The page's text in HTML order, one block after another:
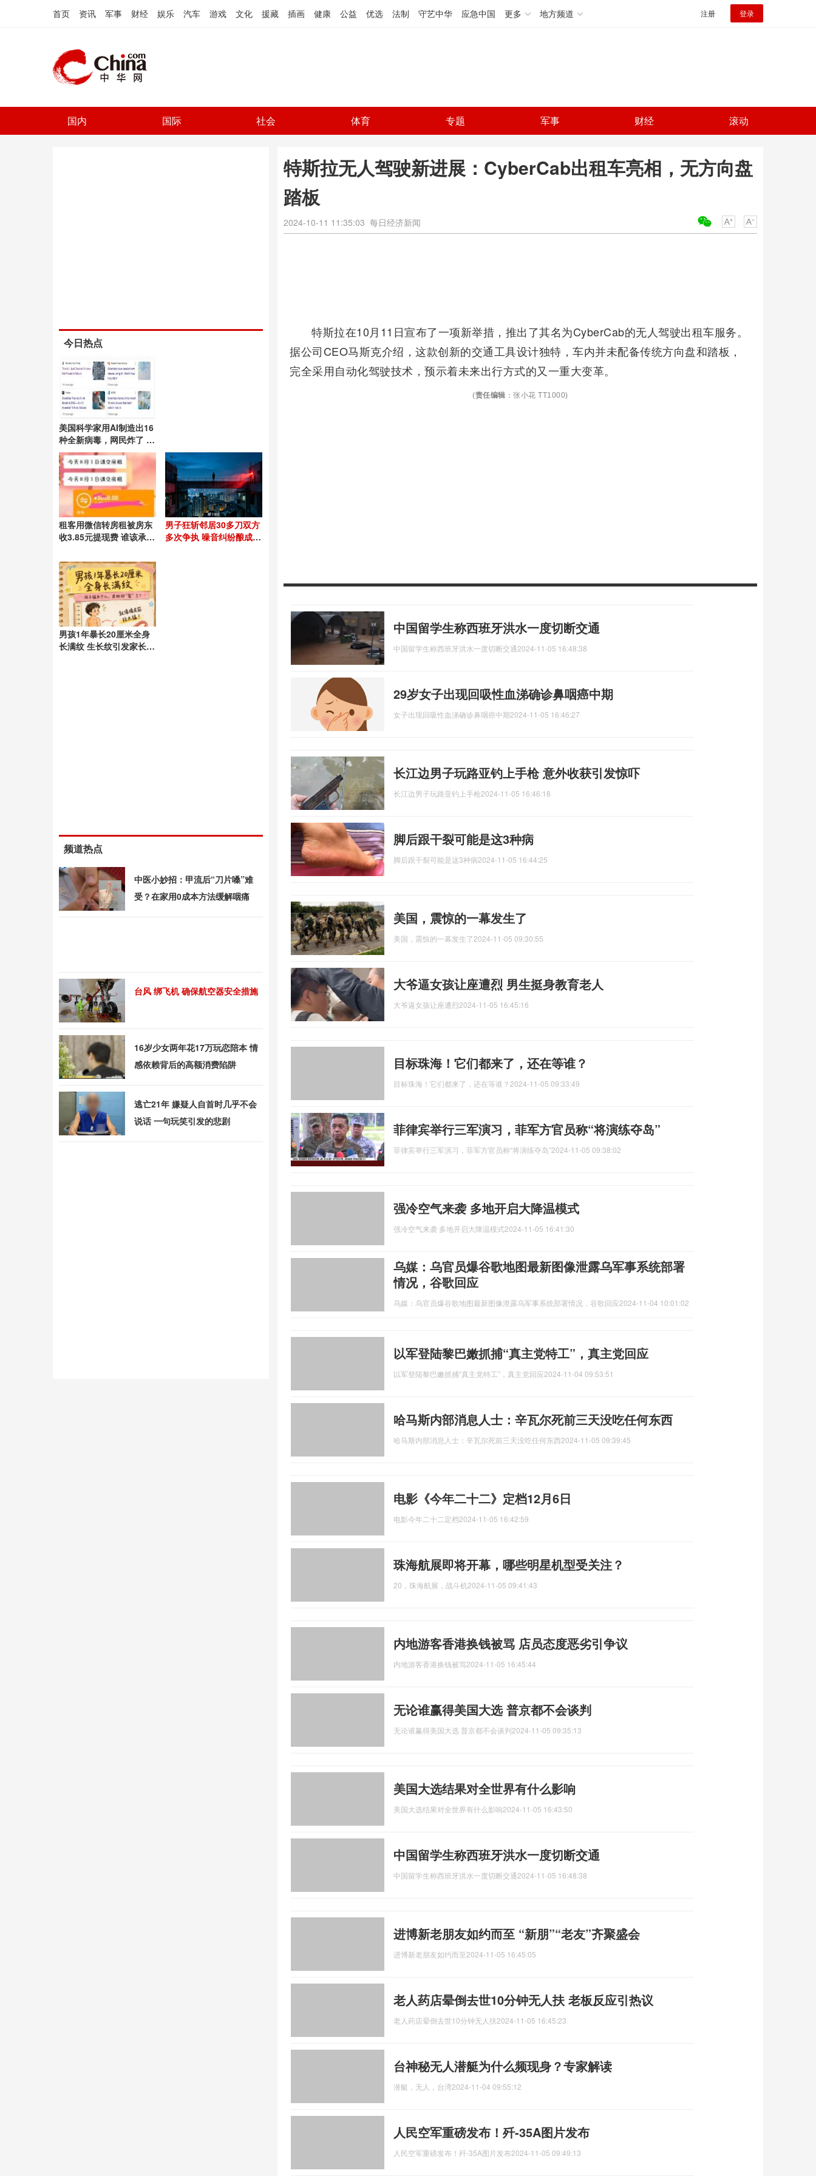
首页 资讯 军事 财经 娱乐 汽车 游戏 文化 援藏 插画 健康 公益 优选 法制 守艺中华 应急中国 更多 地方频道 注册 登录
国内 国际 社会 体育 专题 军事 财经 滚动
特斯拉无人驾驶新进展：CyberCab出租车亮相，无方向盘
踏板
2024-10-11 11:35:03 每日经济新闻
特斯拉在10月11日宣布了一项新举措，推出了其名为CyberCab的无人驾驶出租车服务。
据公司CEO马斯克介绍，这款创新的交通工具设计独特，车内并未配备传统方向盘和踏板，
完全采用自动化驾驶技术，预示着未来出行方式的又一重大变革。
(责任编辑 ：张小花 TT1000)
中国留学生称西班牙洪水一度切断交通
中国留学生称西班牙洪水一度切断交通2024-11-05 16:48:38
29岁女子出现回吸性血涕确诊鼻咽癌中期
女子出现回吸性血涕确诊鼻咽癌中期2024-11-05 16:46:27
长江边男子玩路亚钓上手枪 意外收获引发惊吓
长江边男子玩路亚钓上手枪2024-11-05 16:46:18
脚后跟干裂可能是这3种病
脚后跟干裂可能是这3种病2024-11-05 16:44:25
美国，震惊的一幕发生了
美国，震惊的一幕发生了2024-11-05 09:30:55
大爷逼女孩让座遭烈 男生挺身教育老人
大爷逼女孩让座遭烈2024-11-05 16:45:16
目标珠海！它们都来了，还在等谁？
目标珠海！它们都来了，还在等谁？ 2024-11-05 09:33:49
菲律宾举行三军演习，菲军方官员称“将演练夺岛”
菲律宾举行三军演习，菲军方官员称“将演练夺岛”2024-11-05 09:38:02
强冷空气来袭 多地开启大降温模式
强冷空气来袭 多地开启大降温模式2024-11-05 16:41:30
乌媒：乌官员爆谷歌地图最新图像泄露乌军事系统部署
情况，谷歌回应
乌媒：乌官员爆谷歌地图最新图像泄露乌军事系统部署情况，谷歌回应2024-11-04 10:01:02
以军登陆黎巴嫩抓捕“真主党特工”，真主党回应
以军登陆黎巴嫩抓捕“真主党特工”，真主党回应2024-11-04 09:53:51
哈马斯内部消息人士：辛瓦尔死前三天没吃任何东西
哈马斯内部消息人士：辛瓦尔死前三天没吃任何东西2024-11-05 09:39:45
电影《今年二十二》定档12月6日
电影今年二十二定档2024-11-05 16:42:59
珠海航展即将开幕，哪些明星机型受关注？
20，珠海航展，战斗机 2024-11-05 09:41:43
内地游客香港换钱被骂 店员态度恶劣引争议
内地游客香港换钱被骂2024-11-05 16:45:44
无论谁赢得美国大选 普京都不会谈判
无论谁赢得美国大选 普京都不会谈判2024-11-05 09:35:13
美国大选结果对全世界有什么影响
美国大选结果对全世界有什么影响2024-11-05 16:43:50
中国留学生称西班牙洪水一度切断交通
中国留学生称西班牙洪水一度切断交通2024-11-05 16:48:38
进博新老朋友如约而至 “新朋”“老友”齐聚盛会
进博新老朋友如约而至2024-11-05 16:45:05
老人药店晕倒去世10分钟无人扶 老板反应引热议
老人药店晕倒去世10分钟无人扶2024-11-05 16:45:23
台神秘无人潜艇为什么频现身？专家解读
潜艇，无人，台湾2024-11-04 09:55:12
人民空军重磅发布！歼-35A图片发布
人民空军重磅发布！歼-35A图片发布2024-11-05 09:49:13
今日热点
美国科学家用AI制造出16
种全新病毒，网民炸了 安
全与伦理担忧升温
租客用微信转房租被房东
收3.85元提现费 谁该承担
男子狂斩邻居30多刀双方
多次争执 噪音纠纷酿成血
男孩1年暴长20厘米全身
长满纹 生长纹引发家长担
频道热点
中医小妙招：甲流后“刀片嗓”难
受？在家用0成本方法缓解咽痛
台风 绑飞机 确保航空器安全措施
16岁少女两年花17万玩恋陪本 情
感依赖背后的高额消费陷阱
逃亡21年 嫌疑人自首时几乎不会
说话 一句玩笑引发的悲剧